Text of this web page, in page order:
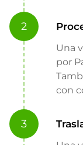
2
Una
por
con
3